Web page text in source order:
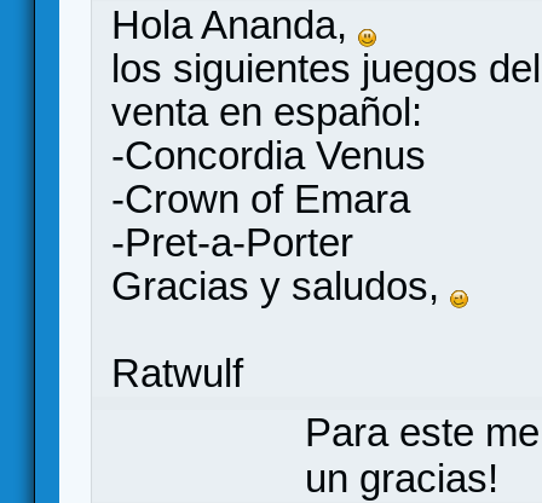
Hola Ananda,
los siguientes juegos
venta en español:
-Concordia Venus
-Crown of Emara
-Pret-a-Porter
Gracias y saludos,
Ratwulf
Para este
un gracias!